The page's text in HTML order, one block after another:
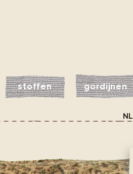
stoffen gordijnen
NL